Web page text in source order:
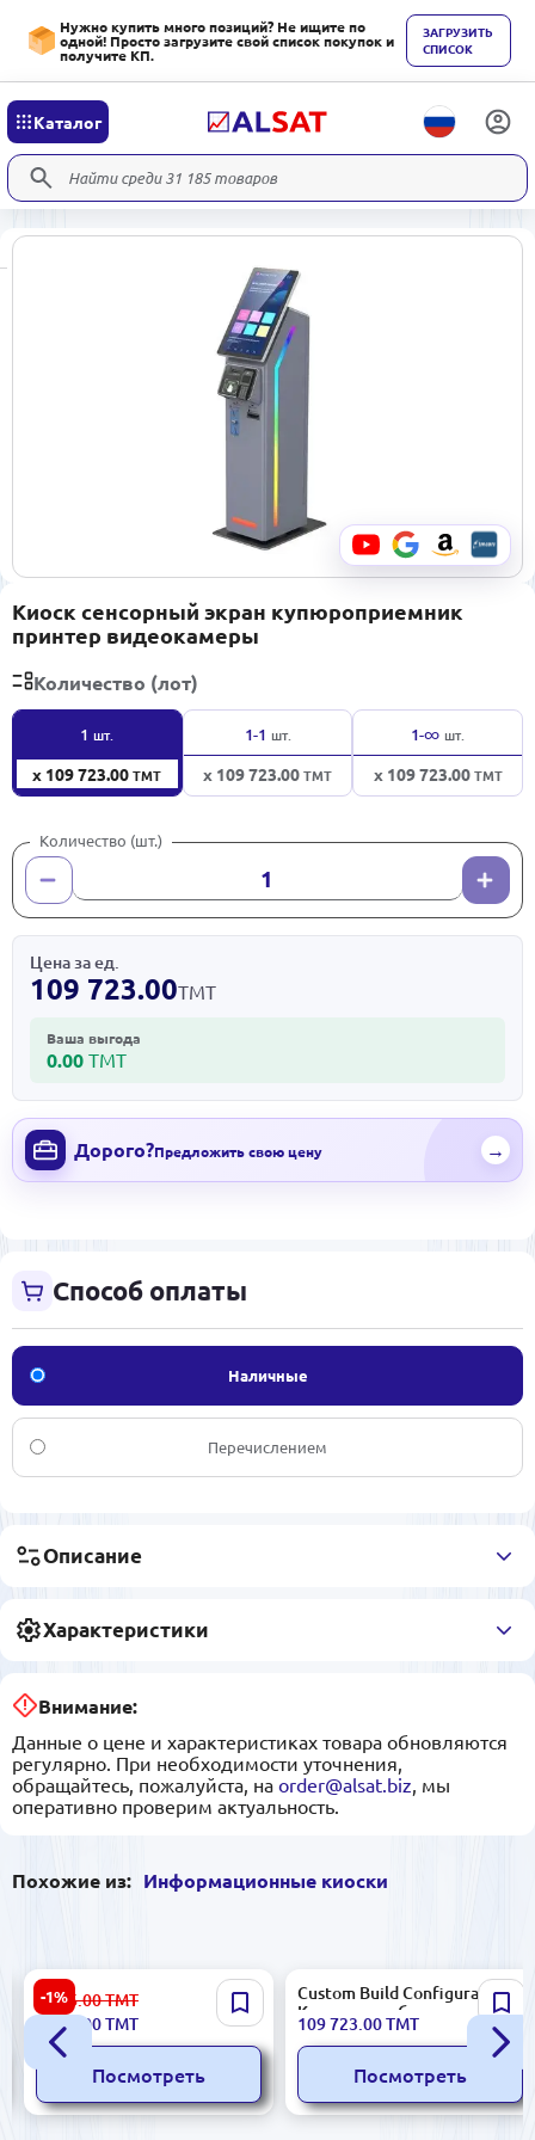
Нужно купить много позиций? Не ищите по
одной! Просто загрузите свой список покупок и
получите КП.
ЗАГРУЗИТЬ
СПИСОК
Каталог
Киоск сенсорный экран купюроприемник
принтер видеокамеры
Количество (лот)
1 шт.
x 109 723.00ТМТ
1-1 шт.
x 109 723.00ТМТ
1-∞ шт.
x 109 723.00ТМТ
Количество (шт.)
Цена за ед.
109 723.00ТМТ
Ваша выгода
0.00 ТМТ
Дорого?Предложить свою цену →
Способ оплаты
Наличные
Перечислением
Описание
Характеристики
Внимание:
Данные о цене и характеристиках товара обновляются
регулярно. При необходимости уточнения,
обращайтесь, пожалуйста, на order@alsat.biz , мы
оперативно проверим актуальность.
Похожие из: Информационные киоски
-1%
AZ LCD215187C | Смарт-
дисплей 21,5" сенсорный
FHD
7 486.00ТМТ
7 409.00ТМТ
Посмотреть
Custom Build Configurable |
Киоск самообслуживания с
сенсорным экраном и
оплатой
109 723.00ТМТ
Посмотреть